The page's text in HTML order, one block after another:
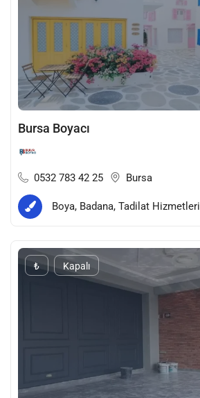
Bursa Boyacı
0532 783 42 25 Bursa
Boya, Badana, Tadilat Hizmetleri
₺ Kapalı